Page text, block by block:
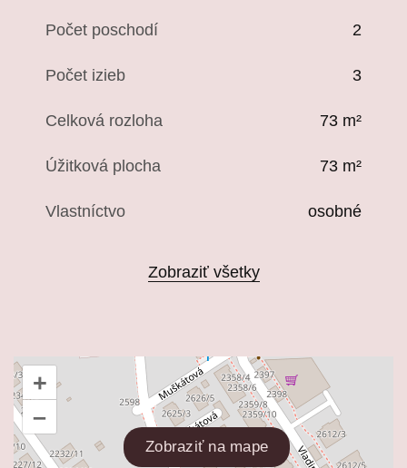
Počet poschodí 2
Počet izieb 3
Celková rozloha 73 m²
Úžitková plocha 73 m²
Vlastníctvo osobné
Zobraziť všetky
Zobraziť na mape
+
–